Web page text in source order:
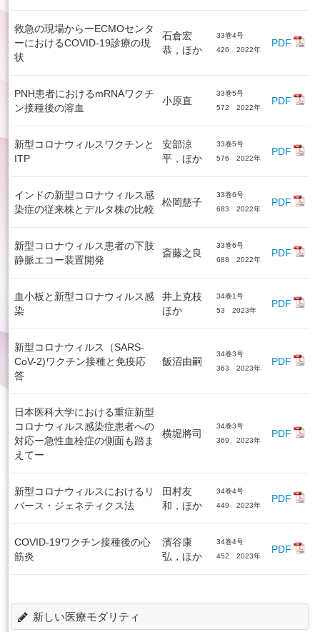
救急の現場からーECMOセンタ
ーにおけるCOVID-19診療の現
状
石倉宏
恭，ほか
33巻4号
426 2022年
PDF
PNH患者におけるmRNAワクチ
ン接種後の溶血
小原直
33巻5号
572 2022年
PDF
新型コロナウィルスワクチンと
ITP
安部涼
平，ほか
33巻5号
576 2022年
PDF
インドの新型コロナウィルス感
染症の従来株とデルタ株の比較
松岡慈子
33巻6号
683 2022年
PDF
新型コロナウィルス患者の下肢
静脈エコー装置開発
斎藤之良
33巻6号
688 2022年
PDF
血小板と新型コロナウィルス感
染
井上克枝
ほか
34巻1号
53 2023年
PDF
新型コロナウィルス（SARS-
CoV-2)ワクチン接種と免疫応
答
飯沼由嗣
34巻3号
363 2023年
PDF
日本医科大学における重症新型
コロナウィルス感染症患者への
対応ー急性血栓症の側面も踏ま
えてー
横堀將司
34巻3号
369 2023年
PDF
新型コロナウィルスにおけるリ
バース・ジェネティクス法
田村友
和，ほか
34巻4号
449 2023年
PDF
COVID-19ワクチン接種後の心
筋炎
濱谷康
弘，ほか
34巻4号
452 2023年
PDF
新しい医療モダリティ